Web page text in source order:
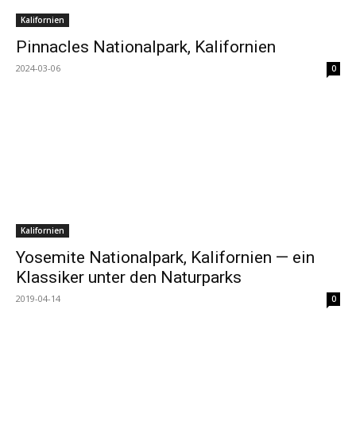
Kalifornien
Pinnacles Nationalpark, Kalifornien
2024-03-06 0
Kalifornien
Yosemite Nationalpark, Kalifornien — ein
Klassiker unter den Naturparks
2019-04-14 0